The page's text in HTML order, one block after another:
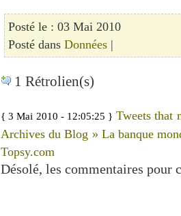
Posté le : 03 Mai 2010
Posté dansDonnées |
1 Rétrolien(s)
{ 3 Mai 2010 - 12:05:25 } Tweets that
Archives du Blog » La banque
Topsy.com
Désolé, les commentaires pour